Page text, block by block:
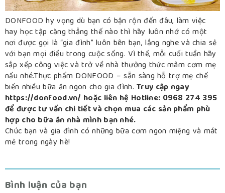
DONFOOD hy vọng dù bạn có bận rộn đến đâu, làm việc
hay học tập căng thẳng thế nào thì hãy luôn nhớ có một
nơi được gọi là “gia đình” luôn bên bạn, lắng nghe và chia sẻ
với bạn mọi điều trong cuộc sống. Vì thế, mỗi cuối tuần hãy
sắp xếp công việc và trở về nhà thưởng thức mâm cơm mẹ
nấu nhé.Thực phẩm DONFOOD – sẵn sàng hỗ trợ mẹ chế
biến nhiều bữa ăn ngon cho gia đình.Truy cập ngay
https://donfood.vn/ hoặc liên hệ Hotline: 0968 274 395
để được tư vấn chi tiết và chọn mua các sản phẩm phù
hợp cho bữa ăn nhà mình bạn nhé.
Chúc bạn và gia đình có những bữa cơm ngon miệng và mát
mẻ trong ngày hè!
Bình luận của bạn